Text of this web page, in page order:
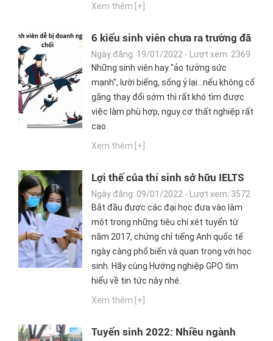
Xem thêm [+]
6 kiểu sinh viên chưa ra trường đã
bị doanh nghiệp "từ chối", xã hội
"đào thải", nguy cơ thất nghiệp rất
cao dù học ở các trường top đầu
Ngày đăng: 19/01/2022 - Lượt xem: 2369
Những sinh viên hay "ảo tưởng sức
mạnh", lười biếng, sống ỷ lại...nếu không cố
gắng thay đổi sớm thì rất khó tìm được
việc làm phù hợp, nguy cơ thất nghiệp rất
cao.
Xem thêm [+]
Lợi thế của thí sinh sở hữu IELTS
trong xét tuyển đại học
Ngày đăng: 09/01/2022 - Lượt xem: 3572
Bắt đầu được các đại học đưa vào làm
một trong những tiêu chí xét tuyển từ
năm 2017, chứng chỉ tiếng Anh quốc tế
ngày càng phổ biến và quan trọng với học
sinh. Hãy cùng Hướng nghiệp GPO tìm
hiểu về tin tức này nhé.
Xem thêm [+]
Tuyển sinh 2022: Nhiều ngành